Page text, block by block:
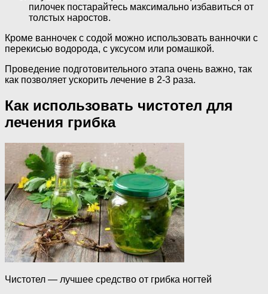
пилочек постарайтесь максимально избавиться от
толстых наростов.
Кроме ванночек с содой можно использовать ванночки с
перекисью водорода, с уксусом или ромашкой.
Проведение подготовительного этапа очень важно, так
как позволяет ускорить лечение в 2-3 раза.
Как использовать чистотел для
лечения грибка
Чистотел — лучшее средство от грибка ногтей